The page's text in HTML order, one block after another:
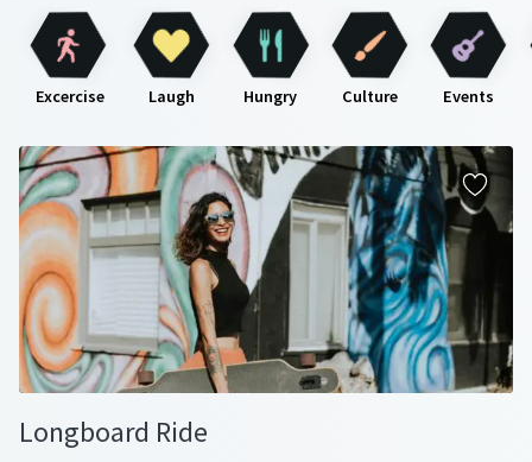
Excercise Laugh Hungry Culture Events
Longboard Ride